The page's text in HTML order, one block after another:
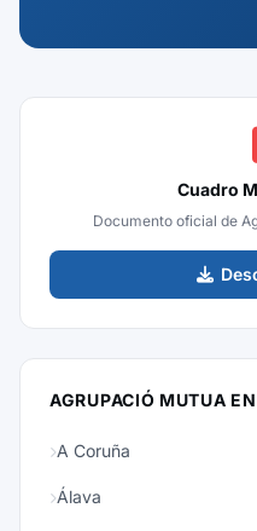
Cuadro
Documento oficial de
AGRUPACIÓ MUTUA
A Coruña
Álava